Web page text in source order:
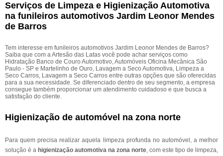
Serviços de Limpeza e Higienização Automotiva
na funileiros automotivos Jardim Leonor Mendes
de Barros
Tem interesse em funileiros automotivos Jardim Leonor Mendes de Barros?
Saiba que com a Artesão das Latas você pode achar serviços como
Hidratação Banco de Couro Automotivo, Automóveis Oficina Mecânica São
Paulo - SP e Martelinho de Ouro, Lavagem a Seco Automotiva, Limpeza a
Seco Carros, Lavagem a Seco Carros entre outras opções que são oferecidas
para a sua necessidade. Se diferenciado dentro de seu segmento, a empresa
consegue também proporcionar um atendimento cuidadoso e que busca a
satisfação do cliente.
Higienização de automóvel na zona norte
Para quem precisa realizar aquela limpeza profunda no automóvel, a melhor
solução é a higienização automotiva na zona norte, com este tipo de limpeza,